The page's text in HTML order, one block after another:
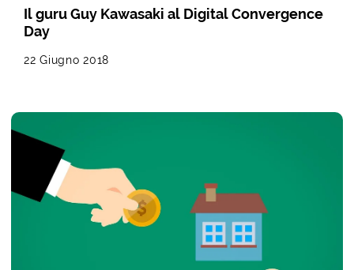
Il guru Guy Kawasaki al Digital Convergence
Day
22 Giugno 2018